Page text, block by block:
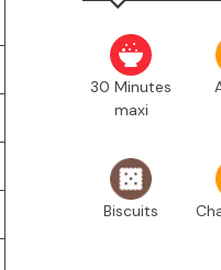
30 Minutes
maxi
Biscuits